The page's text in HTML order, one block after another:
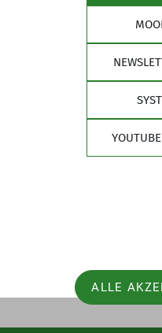
Unsere Gamshütte
Kletterzentrum Obb.
ALLE